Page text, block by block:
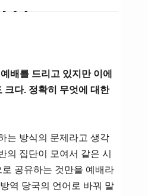
배를 드리고 있지만 이에
크다. 정확히 무엇에 대한
는 방식의 문제라고 생각
의 집단이 모여서 같은 시
공유하는 것만을 예배라
역 당국의 언어로 바꿔 말